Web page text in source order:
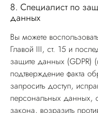
8. Специалист по
данных
Вы можете
Главой III, ст. 15 и
защите данных (GDPR)
подтверждение факта
запросить доступ,
персональных данных,
закона, возразить